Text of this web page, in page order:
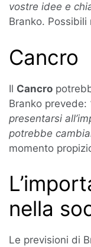
vostre idee e
Branko.
Cancro
Il Cancro
Branko prevede:
presentarsi
potrebbe
momento
nella
Le previsioni di